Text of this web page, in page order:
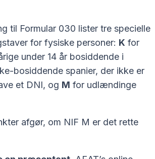
til Formular 030 lister tre specielle
for fysiske personer: K for
under 14 år bosiddende i
bosiddende spanier, der ikke er
et DNI, og M for udlændinge
afgør, om NIF M er det rette